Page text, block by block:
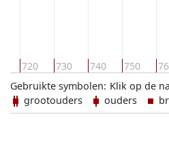
720 730 740 750
Klik op de
Gebruikte symbolen:
grootouders
ouders